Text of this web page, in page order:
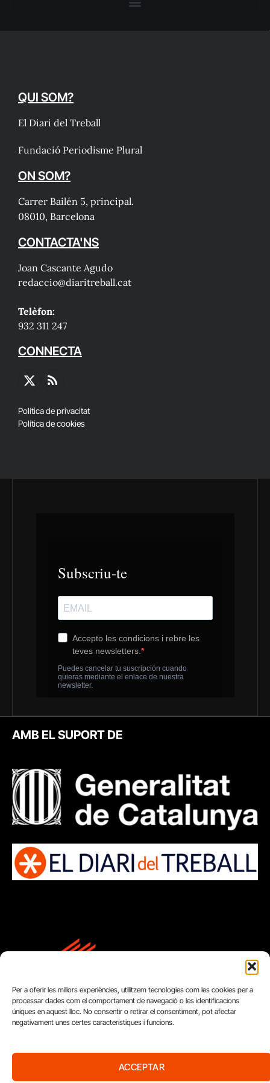
Per a oferir les millors experiències, utilitzem tecnologies com les cookies per a
processar dades com el comportament de navegació o les identificacions
úniques en aquest lloc. No consentir o retirar el consentiment, pot afectar
negativament unes certes característiques i funcions.
ACCEPTAR
QUI SOM?
El Diari del Treball
Fundació Periodisme Plural
ON SOM?
Carrer Bailén 5, principal.
08010, Barcelona
CONTACTA'NS
Joan Cascante Agudo
redaccio@diaritreball.cat
Telèfon:
932 311 247
CONNECTA
X
RSS
Política de privacitat
Política de cookies
AMB EL SUPORT DE
FUNDACIÓ